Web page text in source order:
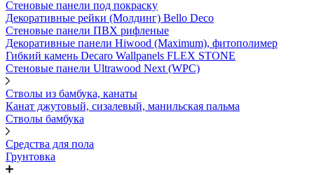
Стеновые панели под покраску
Декоративные рейки (Молдинг) Bello Deco
Стеновые панели ПВХ рифленыe
Декоративные панели Hiwood (Maximum), фитополимер
Гибкий камень Decaro Wallpanels FLEX STONE
Стеновые панели Ultrawood Next (WPC)
Стволы из бамбука, канаты
Канат джутовый, сизалевый, манильская пальма
Стволы бамбука
Средства для пола
Грунтовка